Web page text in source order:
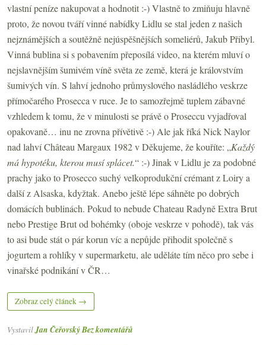
vlastní peníze nakupovat a hodnotit :-) Vlastně to zmiňuju hlavně
proto, že novou tváří vinné nabídky Lidlu se stal jeden z našich
nejznámějších a soutěžně nejúspěšnějších someliérů, Jakub Přibyl.
Vinná bublina si s pobavením přeposílá video, na kterém mluví o
nejslavnějším šumivém víně světa ze země, která je královstvím
šumivých vín. S lahví jednoho průmyslového nasládlého veskrze
přímočarého Prosecca v ruce. Je to samozřejmě tuplem zábavné
vzhledem k tomu, že v minulosti se právě o Proseccu vyjadřoval
opakovaně… inu ne zrovna přívětivě :-) Ale jak říká Nick Naylor
nad lahví Château Margaux 1982 v Děkujeme, že kouříte: „Každý
má hypotéku, kterou musí splácet.“ :-) Jinak v Lidlu je za podobné
prachy jako to Prosecco suchý velkoprodukční crémant z Loiry a
další z Alsaska, kdyžtak. Anebo ještě lépe sáhněte po dobrých
domácích bublinách. Pokud to nebude Chateau Radyně Extra Brut
nebo Prestige Brut od bohémky (oboje veskrze v pohodě), tak vás
to asi bude stát o pár korun víc a nepůjde přihodit společně s
jogurtem a rohlíky v supermarketu, ale uděláte tím něco pro sebe i
vinařské podnikání v ČR…
Zobraz celý článek →
VystavilJan ČeřovskýBez komentářů